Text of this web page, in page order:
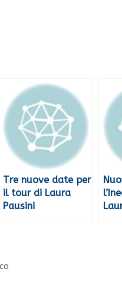
Tre nuove date per
il tour di Laura
Pausini